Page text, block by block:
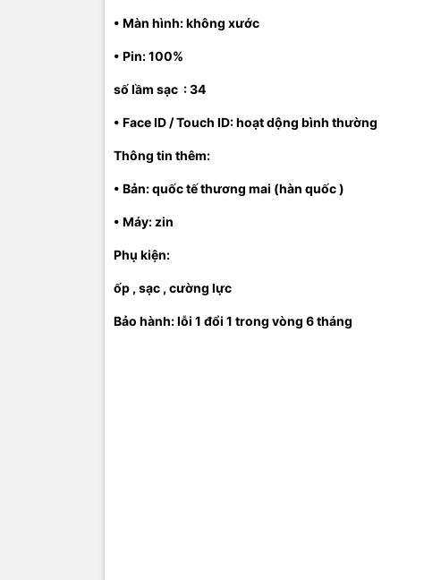
• Màn hình: không xước
• Pin: 100%
số lầm sạc : 34
• Face ID / Touch ID: hoạt dộng bình thường
Thông tin thêm:
• Bản: quốc tế thương mai (hàn quốc )
• Máy: zin
Phụ kiện:
ốp , sạc , cường lực
Bảo hành: lỗi 1 đổi 1 trong vòng 6 tháng